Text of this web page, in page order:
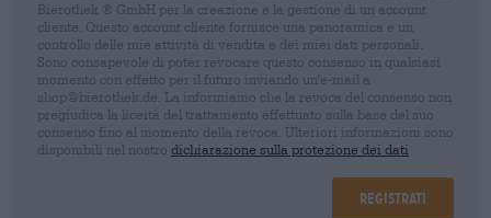
Bierothek ® GmbH per la creazione e la gestione di un account
cliente. Questo account cliente fornisce una panoramica e un
controllo delle mie attività di vendita e dei miei dati personali.
Sono consapevole di poter revocare questo consenso in qualsiasi
momento con effetto per il futuro inviando un'e-mail a
shop@bierothek.de. La informiamo che la revoca del consenso non
pregiudica la liceità del trattamento effettuato sulla base del suo
consenso fino al momento della revoca. Ulteriori informazioni sono
disponibili nel nostro dichiarazione sulla protezione dei dati
Registrati